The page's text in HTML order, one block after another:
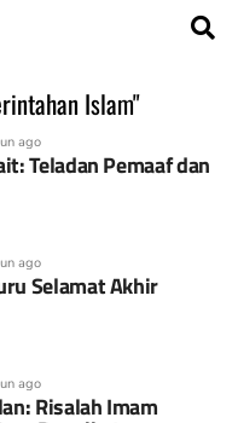
Islam"
ago
Teladan Pemaaf dan
ago
Selamat Akhir
ago
Risalah Imam